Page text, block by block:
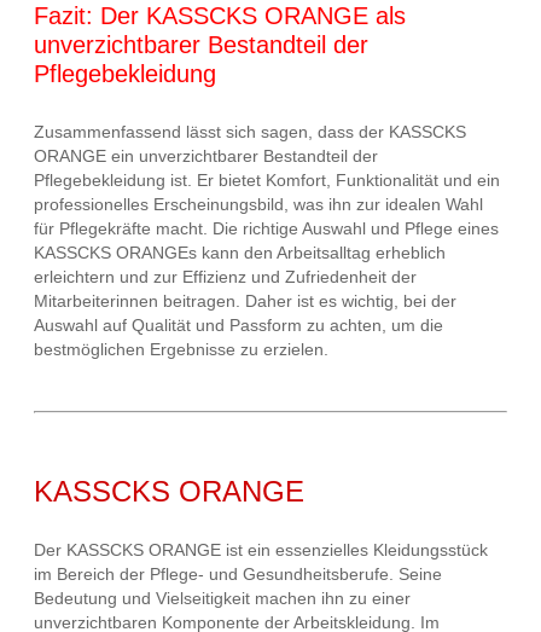
Fazit: Der KASSCKS ORANGE als
unverzichtbarer Bestandteil der
Pflegebekleidung
Zusammenfassend lässt sich sagen, dass der KASSCKS
ORANGE ein unverzichtbarer Bestandteil der
Pflegebekleidung ist. Er bietet Komfort, Funktionalität und ein
professionelles Erscheinungsbild, was ihn zur idealen Wahl
für Pflegekräfte macht. Die richtige Auswahl und Pflege eines
KASSCKS ORANGEs kann den Arbeitsalltag erheblich
erleichtern und zur Effizienz und Zufriedenheit der
Mitarbeiterinnen beitragen. Daher ist es wichtig, bei der
Auswahl auf Qualität und Passform zu achten, um die
bestmöglichen Ergebnisse zu erzielen.
KASSCKS ORANGE
Der KASSCKS ORANGE ist ein essenzielles Kleidungsstück
im Bereich der Pflege- und Gesundheitsberufe. Seine
Bedeutung und Vielseitigkeit machen ihn zu einer
unverzichtbaren Komponente der Arbeitskleidung. Im